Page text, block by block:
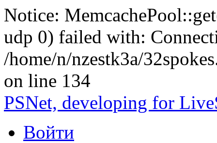
Notice:
udp 0) failed with:
/home/n/nzestk3a/
on line 134
PSNet, developing for
Войти